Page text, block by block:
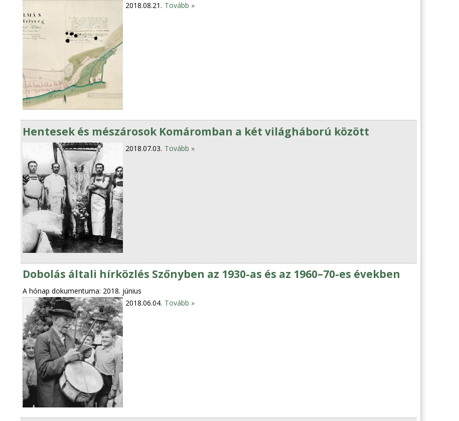
2018.08.21. Tovább »
Hentesek és mészárosok Komáromban a két világháború között
2018.07.03. Tovább »
Dobolás általi hírközlés Szőnyben az 1930-as és az 1960–70-es években
A hónap dokumentuma: 2018. június
2018.06.04. Tovább »